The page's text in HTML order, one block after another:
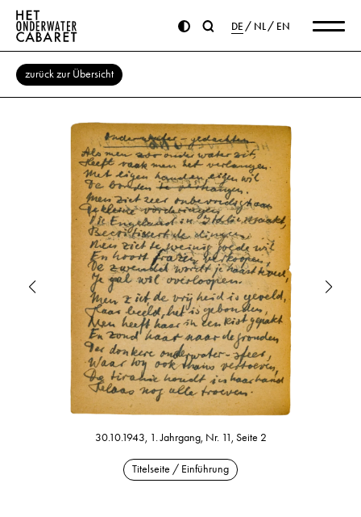
DE NL EN
zurück zur Übersicht
30.10.1943, 1. Jahrgang, Nr. 11, Seite 2
Titelseite / Einführung